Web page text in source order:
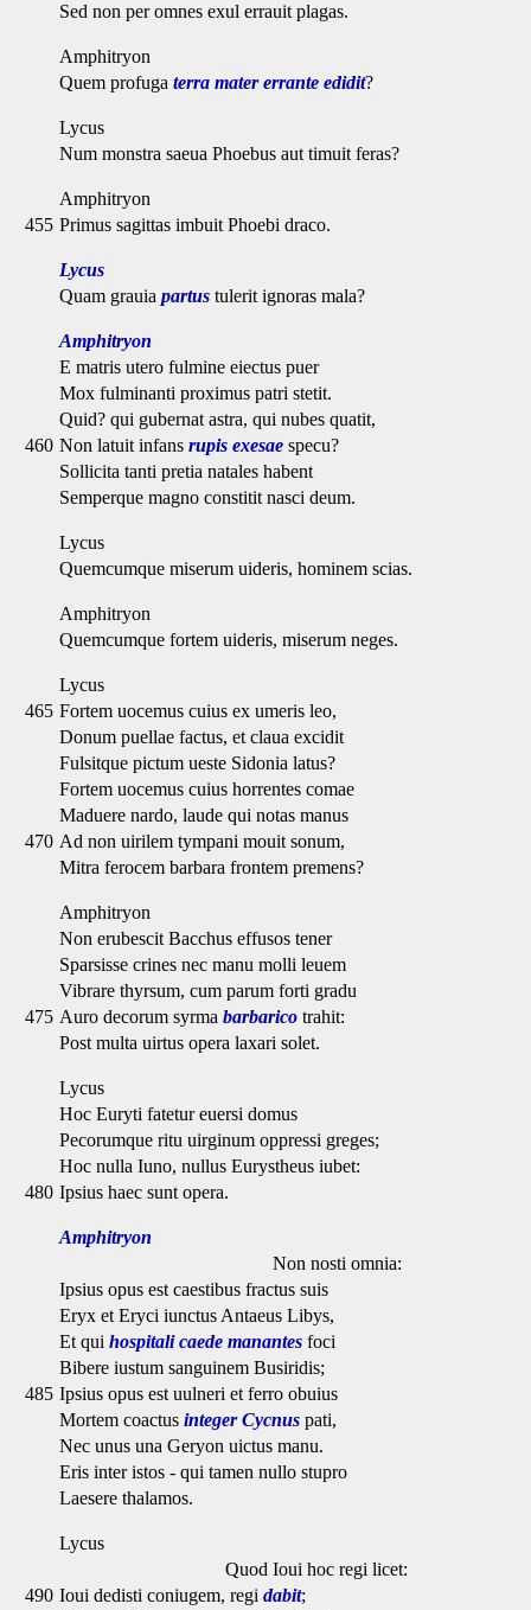
Sed non per omnes exul errauit plagas.
Amphitryon
Quem profuga terra mater errante edidit?
Lycus
Num monstra saeua Phoebus aut timuit feras?
Amphitryon
455 Primus sagittas imbuit Phoebi draco.
Lycus
Quam grauia partus tulerit ignoras mala?
Amphitryon
E matris utero fulmine eiectus puer
Mox fulminanti proximus patri stetit.
Quid? qui gubernat astra, qui nubes quatit,
460 Non latuit infans rupis exesae specu?
Sollicita tanti pretia natales habent
Semperque magno constitit nasci deum.
Lycus
Quemcumque miserum uideris, hominem scias.
Amphitryon
Quemcumque fortem uideris, miserum neges.
Lycus
465 Fortem uocemus cuius ex umeris leo,
Donum puellae factus, et claua excidit
Fulsitque pictum ueste Sidonia latus?
Fortem uocemus cuius horrentes comae
Maduere nardo, laude qui notas manus
470 Ad non uirilem tympani mouit sonum,
Mitra ferocem barbara frontem premens?
Amphitryon
Non erubescit Bacchus effusos tener
Sparsisse crines nec manu molli leuem
Vibrare thyrsum, cum parum forti gradu
475 Auro decorum syrma barbarico trahit:
Post multa uirtus opera laxari solet.
Lycus
Hoc Euryti fatetur euersi domus
Pecorumque ritu uirginum oppressi greges;
Hoc nulla Iuno, nullus Eurystheus iubet:
480 Ipsius haec sunt opera.
Amphitryon
Non nosti omnia:
Ipsius opus est caestibus fractus suis
Eryx et Eryci iunctus Antaeus Libys,
Et qui hospitali caede manantes foci
Bibere iustum sanguinem Busiridis;
485 Ipsius opus est uulneri et ferro obuius
Mortem coactus integer Cycnus pati,
Nec unus una Geryon uictus manu.
Eris inter istos - qui tamen nullo stupro
Laesere thalamos.
Lycus
Quod Ioui hoc regi licet:
490 Ioui dedisti coniugem, regi dabit;